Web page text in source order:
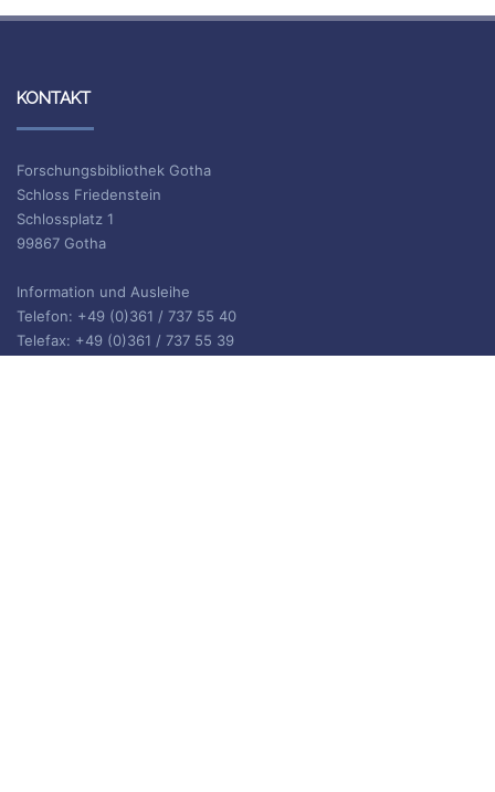
KONTAKT
Forschungsbibliothek Gotha
Schloss Friedenstein
Schlossplatz 1
99867 Gotha
Information und Ausleihe
Telefon: +49 (0)361 / 737 55 40
Telefax: +49 (0)361 / 737 55 39